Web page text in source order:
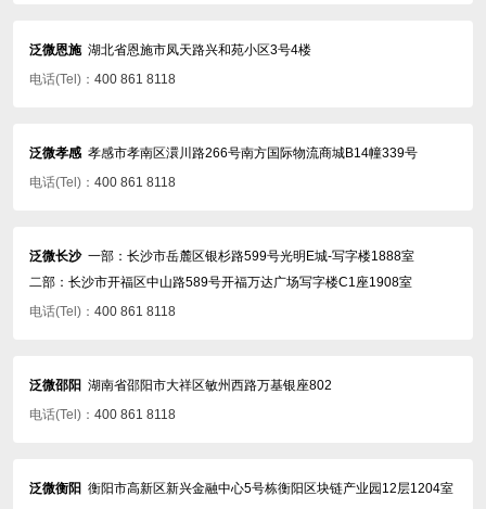
泛微恩施 湖北省恩施市凤天路兴和苑小区3号4楼
电话(Tel)： 400 861 8118
泛微孝感 孝感市孝南区澴川路266号南方国际物流商城B14幢339号
电话(Tel)： 400 861 8118
泛微长沙 一部：长沙市岳麓区银杉路599号光明E城-写字楼1888室
二部：长沙市开福区中山路589号开福万达广场写字楼C1座1908室
电话(Tel)： 400 861 8118
泛微邵阳 湖南省邵阳市大祥区敏州西路万基银座802
电话(Tel)： 400 861 8118
泛微衡阳 衡阳市高新区新兴金融中心5号栋衡阳区块链产业园12层1204室